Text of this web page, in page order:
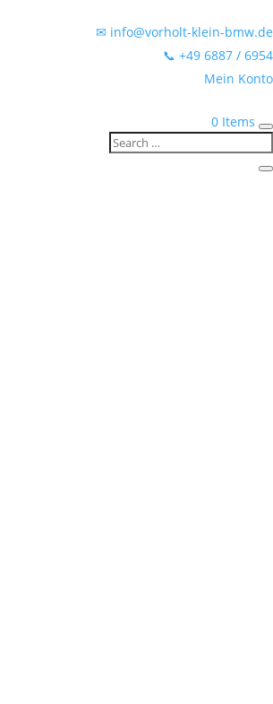
✉ info@vorholt-klein-bmw.de
📞 +49 6887 / 6954
Mein Konto
0 Items